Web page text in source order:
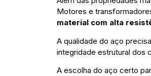
Motores e
material com alta
A qualidade do aço
integridade estrutural dos
A escolha do aço certo